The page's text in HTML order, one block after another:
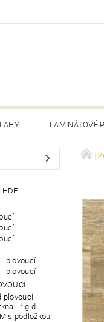
LAMINÁTOVÉ
plovoucí
plovoucí
plovoucí
- rigid
s podložkou